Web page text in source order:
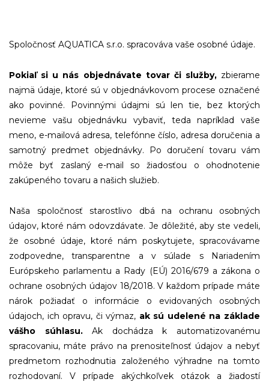
Spoločnosť AQUATICA s.r.o. spracováva vaše osobné údaje.
Pokiaľ si u nás objednávate tovar či služby,zbierame
najmä údaje, ktoré sú v objednávkovom procese označené
ako povinné. Povinnými údajmi sú len tie, bez ktorých
nevieme vašu objednávku vybaviť, teda napríklad vaše
meno, e-mailová adresa, telefónne číslo, adresa doručenia a
samotný predmet objednávky. Po doručení tovaru vám
môže byť zaslaný e-mail so žiadosťou o ohodnotenie
zakúpeného tovaru a našich služieb.
Naša spoločnosť starostlivo dbá na ochranu osobných
údajov, ktoré nám odovzdávate. Je dôležité, aby ste vedeli,
že osobné údaje, ktoré nám poskytujete, spracovávame
zodpovedne, transparentne a v súlade s Nariadením
Európskeho parlamentu a Rady (EÚ) 2016/679 a zákona o
ochrane osobných údajov 18/2018. V každom prípade máte
nárok požiadať o informácie o evidovaných osobných
údajoch, ich opravu, či výmaz, ak sú udelené na základe
vášho súhlasu.Ak dochádza k automatizovanému
spracovaniu, máte právo na prenositeľnosť údajov a nebyť
predmetom rozhodnutia založeného výhradne na tomto
rozhodovaní. V prípade akýchkoľvek otázok a žiadostí